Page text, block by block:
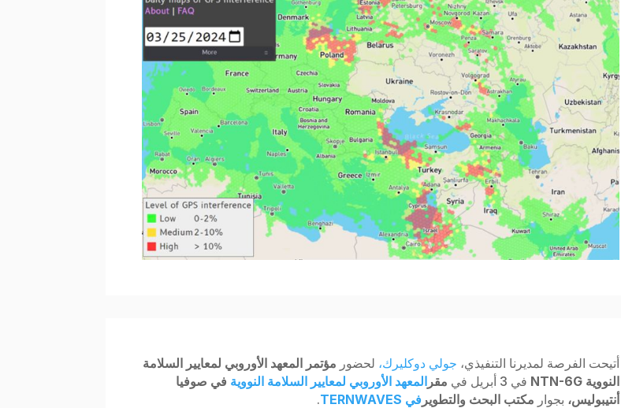
أتيحت الفرصة لمديرنا التنفيذي، جولي دوكليرك، لحضور مؤتمر المعهد الأوروبي لمعايير السلامة
النووية NTN-6G
في 3 أبريل في مقر المعهد الأوروبي لمعايير السلامة النووية في صوفيا
أنتيبوليس، بجوار مكتب البحث والتطوير في TERNWAVES .